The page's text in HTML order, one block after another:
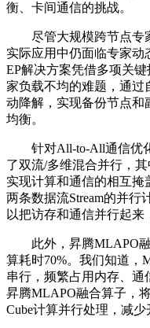
衡、卡间通信的挑战。
尽管大规模跨节点专
实际应用中仍面临专家动
EP解决方案凭借多项关
家负载不均的难题，通过
动降解，实现备份节点和
均衡。
针对All-to-All通信优化
了双流/多维混合并行，其
实现计算和通信的相互掩
两条数据流Stream的并行
以把访存和通信并行起来
此外，昇腾MLAPO融
算耗时70%。我们知道，
串行，频繁占用内存、
昇腾MLAPO融合算子，
Cube计算并行处理，减少